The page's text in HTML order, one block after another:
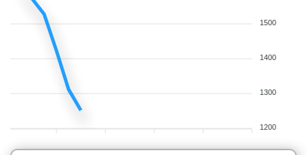
1500
1400
1300
1200